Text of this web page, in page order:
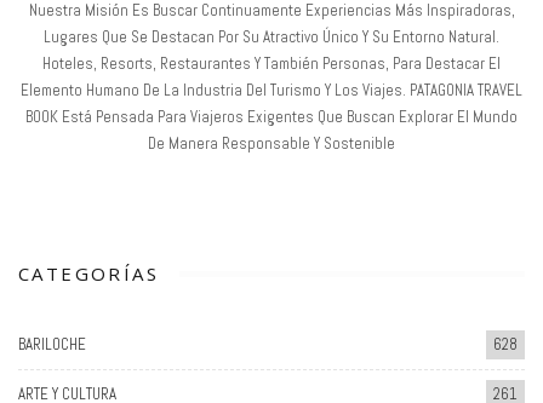
Nuestra Misión Es Buscar Continuamente Experiencias Más Inspiradoras,
Lugares Que Se Destacan Por Su Atractivo Único Y Su Entorno Natural.
Hoteles, Resorts, Restaurantes Y También Personas, Para Destacar El
Elemento Humano De La Industria Del Turismo Y Los Viajes. PATAGONIA TRAVEL
BOOK Está Pensada Para Viajeros Exigentes Que Buscan Explorar El Mundo
De Manera Responsable Y Sostenible
CATEGORÍAS
BARILOCHE 628
ARTE Y CULTURA 261